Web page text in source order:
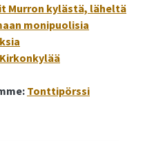
Murron kylästä, läheltä
monipuolisia
Tonttipörssi